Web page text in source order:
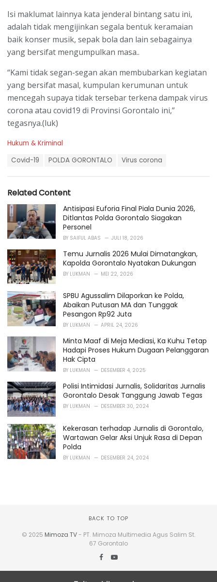
Isi maklumat lainnya kata jenderal bintang satu ini,
adalah tidak mengijinkan segala bentuk keramaian
baik konser musik, sepak bola dan lain sebagainya
yang bersifat mengumpulkan masa..
“Kami tidak segan-segan akan membubarkan kegiatan
yang bersifat masal, kumpulan kerumunan untuk
mencegah supaya tidak tersebar terkena dampak virus
corona atau covid19 di Provinsi Gorontalo ini,”
tegasnya.(luk)
C
r
i
e
s
:
Hukum & Kriminal
:
Covid-19 POLDA GORONTALO Virus corona
Related Content
Antisipasi Euforia Final Piala Dunia 2026,
Ditlantas Polda Gorontalo Siagakan
Personel
BY SAIFUL ABAS JULI 18, 2026
Temu Jurnalis 2026 Mulai Dimatangkan,
Kapolda Gorontalo Nyatakan Dukungan
BY LUKMAN MEI 22, 2026
SPBU Agussalim Dilaporkan ke Polda,
Abaikan Putusan MA dan Tunggak
Pesangon Rp92 Juta
BY LUKMAN APRIL 24, 2026
Minta Maaf di Meja Mediasi, Ka Kuhu Tetap
Hadapi Proses Hukum Dugaan Pelanggaran
Hak Cipta
BY LUKMAN DESEMBER 4, 2025
Polisi Intimidasi Jurnalis, Solidaritas Jurnalis
Gorontalo Desak Tanggung Jawab Tegas
BY LUKMAN DESEMBER 30, 2024
Kekerasan terhadap Jurnalis di Gorontalo,
Wartawan Gelar Aksi Unjuk Rasa di Depan
Polda
BY LUKMAN DESEMBER 24, 2024
BACK TO TOP
© 2025 Mimoza TV- PT. Mimoza Multimedia Agus Salim St.
67 Gorontalo